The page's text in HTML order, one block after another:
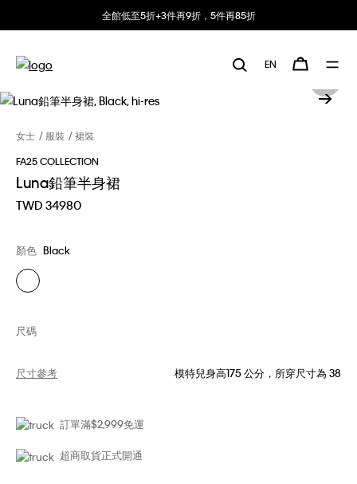
全館低至5折+3件再9折，5件再85折
EN
女士 服裝
裙裝
FA25 COLLECTION
Luna鉛筆半身裙
TWD 34980
顏色 Black
尺碼
尺寸參考 模特兒身高175 公分，所穿尺寸為 38
訂單滿$2,999免運
超商取貨正式開通